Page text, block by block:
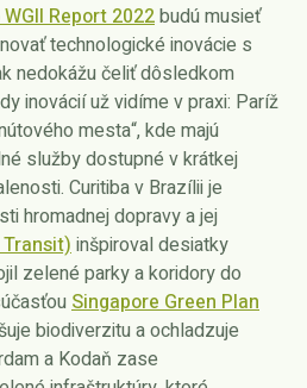
Report 2022budú musieť
technologické inovácie s
nedokážu čeliť dôsledkom
inovácií už vidíme v praxi: Paríž
mesta“, kde majú
služby dostupné v krátkej
Curitiba v Brazílii je
hromadnej dopravy a jej
Transit) inšpiroval desiatky
zelené parky a koridory do
Singapore Green Plan
biodiverzitu a ochladzuje
a Kodaň zase